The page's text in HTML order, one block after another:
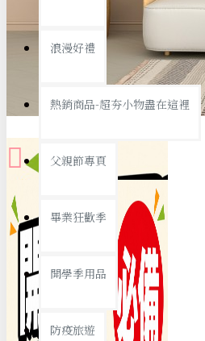
置物架/收納櫃
銅板精選
19元專區
39元專區
浪漫好禮
熱銷商品-超夯小物盡在這裡
父親節專頁
畢業狂歡季
開學季用品
防疫旅遊